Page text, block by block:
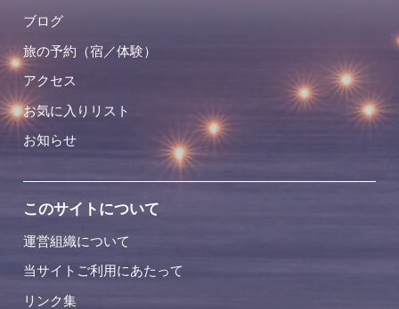
ブログ
旅の予約（宿／体験）
アクセス
お気に入りリスト
お知らせ
このサイトについて
運営組織について
当サイトご利用にあたって
リンク集